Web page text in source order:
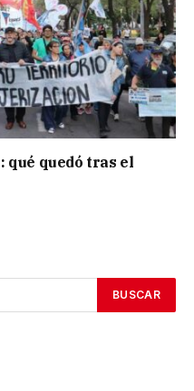
qué quedó tras el